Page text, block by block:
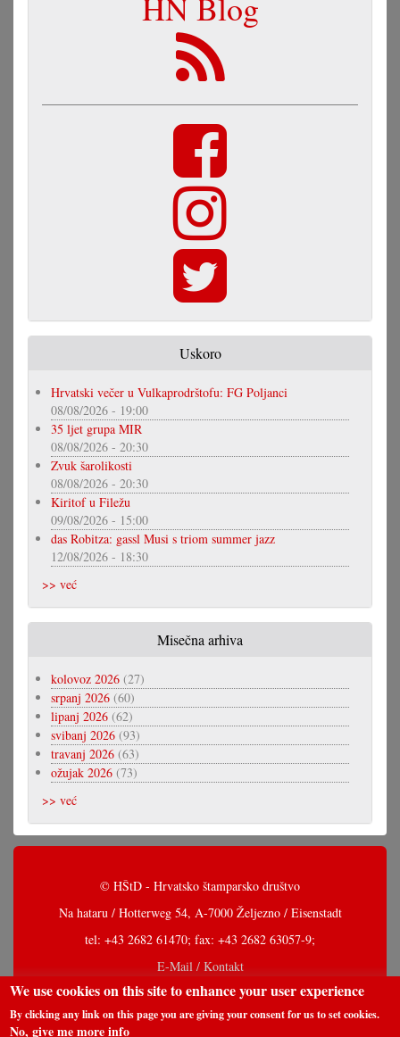
Uskoro
Hrvatski večer u Vulkaprodrštofu: FG Poljanci
08/08/2026 - 19:00
35 ljet grupa MIR
08/08/2026 - 20:30
Zvuk šarolikosti
08/08/2026 - 20:30
Kiritof u Filežu
09/08/2026 - 15:00
das Robitza: gassl Musi s triom summer jazz
12/08/2026 - 18:30
>> već
Misečna arhiva
kolovoz 2026 (27)
srpanj 2026 (60)
lipanj 2026 (62)
svibanj 2026 (93)
travanj 2026 (63)
ožujak 2026 (73)
>> već
© HŠtD - Hrvatsko štamparsko društvo
Na hataru / Hotterweg 54, A-7000 Željezno / Eisenstadt
tel: +43 2682 61470; fax: +43 2682 63057-9;
E-Mail / Kontakt
We use cookies on this site to enhance your user experience
By clicking any link on this page you are giving your consent for us to set cookies.
No, give me more info